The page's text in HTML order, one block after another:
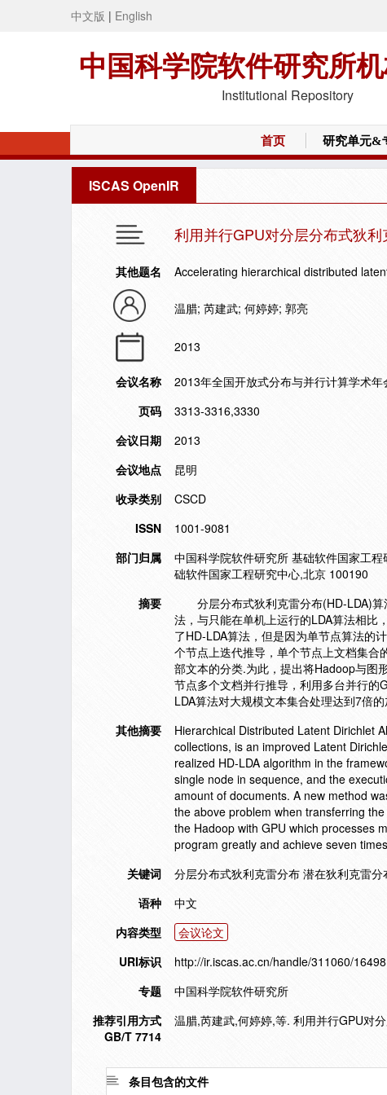
中文版 | English
中国科学院软件研究所
Institutional Repository
首页 研究单元&
ISCAS OpenIR
利用并行GPU对分层分布式狄
其他题名 Accelerating hierarchical distributed
温腊; 芮建武; 何婷婷; 郭亮
2013
会议名称
2013年全国开放式分布与并行计算学术年
页码
3313-3316,3330
会议日期
2013
会议地点
昆明
收录类别
CSCD
ISSN
1001-9081
部门归属
中国科学院软件研究所 基础软件国家工
础软件国家工程研究中心,北京 100190
摘要
分层分布式狄利克雷分布(HD-LDA)算
法，与只能在单机上运行的LDA算法相比
了HD-LDA算法，但是因为单节点算法的
个节点上迭代推导，单个节点上文档集
部文本的分类.为此，提出将Hadoop与图
节点多个文档并行推导，利用多台并行的
LDA算法对大规模文本集合处理达到7倍
其他摘要
Hierarchical Distributed Latent Dirichlet
collections, is an improved Latent
realized HD-LDA algorithm in the
single node in sequence, and the
amount of documents. A new method
the above problem when transferring
the Hadoop with GPU which processes
program greatly and achieve seven
关键词
分层分布式狄利克雷分布 潜在狄利克雷
语种
中文
内容类型
会议论文
URI标识
http://ir.iscas.ac.cn/handle/311060/16498
专题
中国科学院软件研究所
推荐引用方式
GB/T 7714
温腊,芮建武,何婷婷,等. 利用并行GPU对
条目包含的文件